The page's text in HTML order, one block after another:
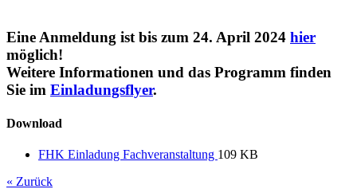
Eine Anmeldung ist bis zum 24. April 2024 hier
möglich!
Weitere Informationen und das Programm finden
Sie im Einladungsflyer.
Download
FHK Einladung Fachveranstaltung 109 KB
« Zurück